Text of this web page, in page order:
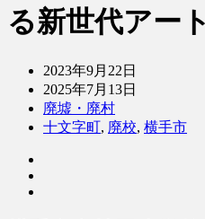
る新世代アー
2023年9月22日
2025年7月13日
廃墟・廃村
十文字町, 廃校, 横手市